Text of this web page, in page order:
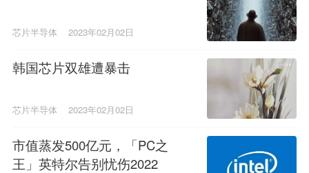
芯片半导体 2023年02月02日
韩国芯片双雄遭暴击
芯片半导体 2023年02月02日
市值蒸发500亿元，「PC之
王」英特尔告别忧伤2022